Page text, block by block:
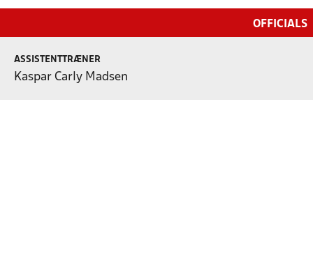
OFFICIALS
ASSISTENTTRÆNER
Kaspar Carly Madsen